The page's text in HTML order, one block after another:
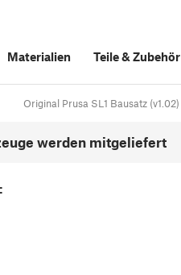
Materialien Teile&Zubehör
Original Prusa SL1 Bausatz (v1.02)
werden mitgeliefert